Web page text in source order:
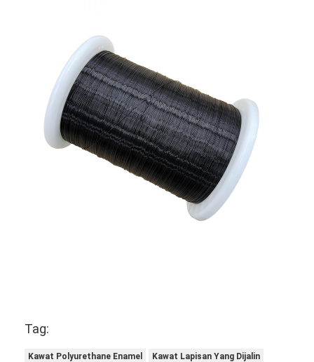
0.95 ± 0.010
0.946
1.00±0.012
0.996 1.003
1.10±0.012
1.095 1.103 1.142
1.20 ± 0.012
1.195 1.203 1.242 1.249
1.30±0.012
1.295 1.305 1.344 1.351
1.358
1.40±0.012
1.395 1.405 1.444 1.451
1.505 1.546 1.553
1.646 1.653
Tag:
Kawat Polyurethane Enamel Kawat Lapisan Yang Dijalin